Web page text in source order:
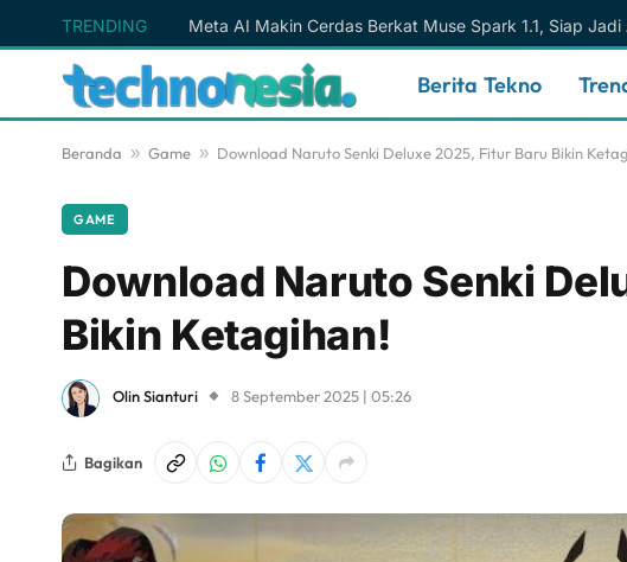
TRENDING
Berita Tekno
Beranda » Game » Download Naruto Senki Deluxe 2025, Fitur Baru Bikin
GAME
Download Naruto Senki
Bikin Ketagihan!
Olin Sianturi 8 September 2025 | 05:26
Bagikan